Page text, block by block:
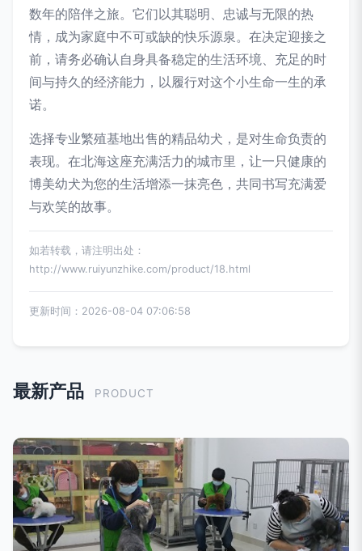
数年的陪伴之旅。它们以其聪明、忠诚与无限的热
情，成为家庭中不可或缺的快乐源泉。在决定迎接之
前，请务必确认自身具备稳定的生活环境、充足的时
间与持久的经济能力，以履行对这个小生命一生的承
诺。
选择专业繁殖基地出售的精品幼犬，是对生命负责的
表现。在北海这座充满活力的城市里，让一只健康的
博美幼犬为您的生活增添一抹亮色，共同书写充满爱
与欢笑的故事。
如若转载，请注明出处：
http://www.ruiyunzhike.com/product/18.html
更新时间：2026-08-04 07:06:58
最新产品 PRODUCT